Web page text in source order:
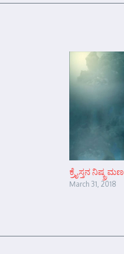
ಕ್ರೈಸ್ತನ ನಿಷ್ಕ್ರಮಣ
March 31, 2018